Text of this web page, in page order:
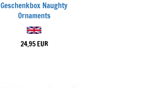
Geschenkbox Naughty
Ornaments
24,95 EUR